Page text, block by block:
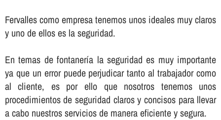
Fervalles como empresa tenemos unos ideales muy claros
y uno de ellos es la seguridad.
En temas de fontanerí­a la seguridad es muy importante
ya que un error puede perjudicar tanto al trabajador como
al cliente, es por ello que nosotros tenemos unos
procedimientos de seguridad claros y concisos para llevar
a cabo nuestros servicios de manera eficiente y segura.